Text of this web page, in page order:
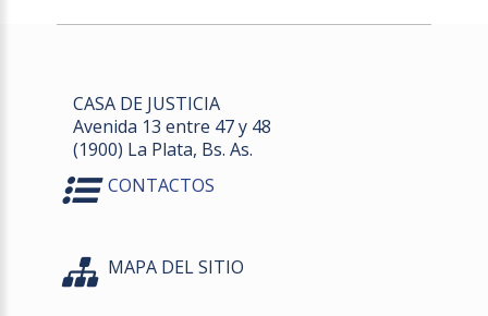
CASA DE JUSTICIA
Avenida 13 entre 47 y 48
(1900) La Plata, Bs. As.
CONTACTOS
MAPA DEL SITIO